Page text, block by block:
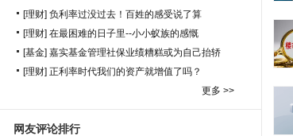
[理财] 负利率过没过去！百姓的感受说了算
[理财] 在最困难的日子里--小小蚁族的感慨
[基金] 嘉实基金管理社保业绩糟糕或为自己抬轿
[理财] 正利率时代我们的资产就增值了吗？
更多 >>
网友评论排行